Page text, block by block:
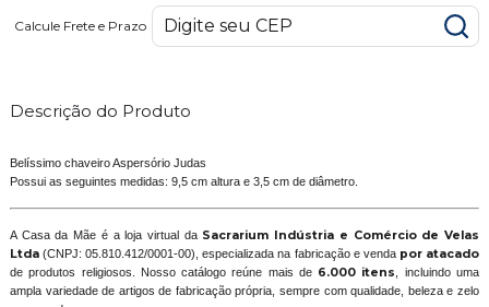
Calcule Frete e Prazo
Descrição do Produto
Belíssimo chaveiro Aspersório Judas
Possui as seguintes medidas: 9,5 cm altura e 3,5 cm de diâmetro.
A Casa da Mãe é a loja virtual daSacrarium Indústria e Comércio de Velas
Ltda(CNPJ: 05.810.412/0001-00), especializada na fabricação e venda por atacado
de produtos religiosos. Nosso catálogo reúne mais de 6.000 itens
, incluindo uma
ampla variedade de artigos de fabricação própria, sempre com qualidade, beleza e zelo